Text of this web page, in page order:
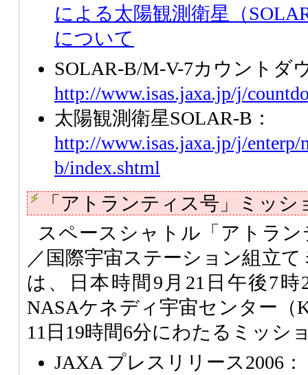
による太陽観測衛星（
について
SOLAR-B/M-V-7カウントダ
http://www.isas.jaxa.jp/j/
太陽観測衛星SOLAR-B：
http://www.isas.jaxa.jp/j/enterp/
b/index.shtml
「アトランティス号」ミッシ
スペースシャトル「アトラン
／国際宇宙ステーション組立
は、日本時間9月21日午後7
NASAケネディ宇宙センター（
11日19時間6分にわたるミッシ
JAXA プレスリリース2006：